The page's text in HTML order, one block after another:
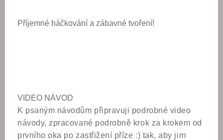
Příjemné háčkování a zábavné tvoření!
VIDEO NÁVOD
K psaným návodům připravuji podrobné video
návody, zpracované podrobně krok za krokem od
prvního oka po zastřižení příze :) tak, aby jim